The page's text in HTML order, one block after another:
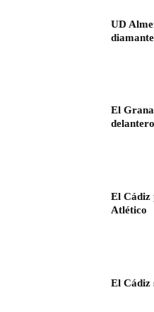
UD
diamante
El
delantero
El Cádiz
Atlético
El Cádiz